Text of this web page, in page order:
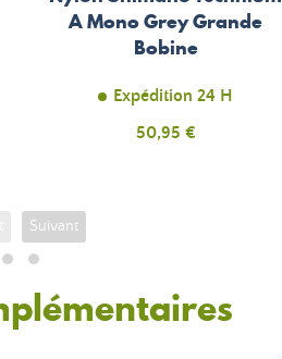
A Mono Grey Grande
Bobine
Expédition 24 H
Prix
50,95 €
Suivant